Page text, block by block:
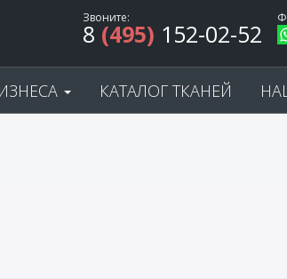
Звоните:
8 (495) 152-02-52
КАТАЛОГ ТКАНЕЙ